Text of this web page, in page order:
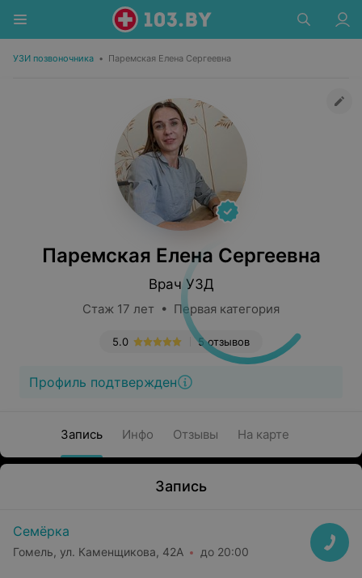
УЗИ позвоночника • Паремская Елена Сергеевна
Паремская Елена Сергеевна
Врач УЗД
Стаж 17 лет • Первая категория
5 отзывов
5.0
Профиль подтвержден
Запись Инфо Отзывы На карте
Запись
Семёрка
Гомель, ул. Каменщикова, 42А до 20:00